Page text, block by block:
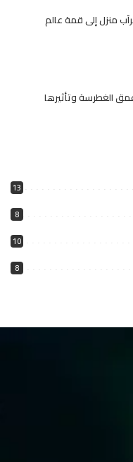
منزل إلى قمة عالم
الغطرسة وتأثيرها
13
8
10
8